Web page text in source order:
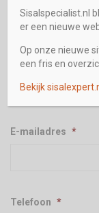
E-mailadres *
Telefoon *
Sisalspecialist.nl
er een nieuwe
Op onze nieuwe
een fris en
Bekijk